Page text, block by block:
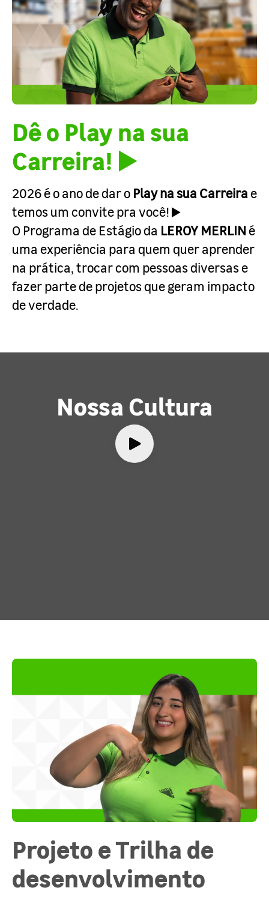
Dê o Play na sua
Carreira! ▶️
2026 é o ano de dar o Play na sua Carreirae
temos um convite pra você! ▶️
O Programa de Estágio da LEROY MERLINé
uma experiência para quem quer aprender
na prática, trocar com pessoas diversas e
fazer parte de projetos que geram impacto
de verdade.
Nossa Cultura
Projeto e Trilha de
desenvolvimento